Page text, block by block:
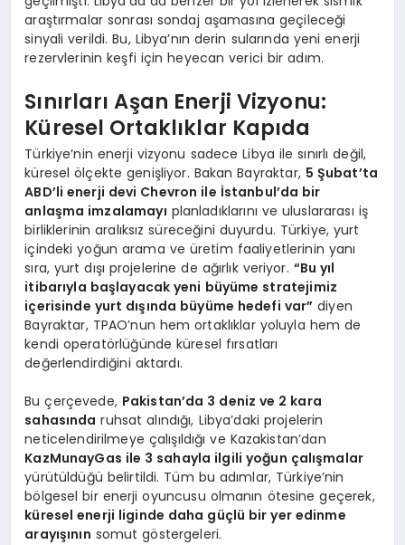
araştırmalar sonrası sondaj aşamasına geçileceği
sinyali verildi. Bu, Libya’nın derin sularında yeni enerji
rezervlerinin keşfi için heyecan verici bir adım.
Sınırları Aşan Enerji Vizyonu:
Küresel Ortaklıklar Kapıda
Türkiye’nin enerji vizyonu sadece Libya ile sınırlı değil,
küresel ölçekte genişliyor. Bakan Bayraktar, 5 Şubat’ta
ABD’li enerji devi Chevron ile İstanbul’da bir
anlaşma imzalamayı planladıklarını ve uluslararası iş
birliklerinin aralıksız süreceğini duyurdu. Türkiye, yurt
içindeki yoğun arama ve üretim faaliyetlerinin yanı
sıra, yurt dışı projelerine de ağırlık veriyor. “Bu yıl
itibarıyla başlayacak yeni büyüme stratejimiz
içerisinde yurt dışında büyüme hedefi var” diyen
Bayraktar, TPAO’nun hem ortaklıklar yoluyla hem de
kendi operatörlüğünde küresel fırsatları
değerlendirdiğini aktardı.
Bu çerçevede, Pakistan’da 3 deniz ve 2 kara
sahasında ruhsat alındığı, Libya’daki projelerin
neticelendirilmeye çalışıldığı ve Kazakistan’dan
KazMunayGas ile 3 sahayla ilgili yoğun çalışmalar
yürütüldüğü belirtildi. Tüm bu adımlar, Türkiye’nin
bölgesel bir enerji oyuncusu olmanın ötesine geçerek,
küresel enerji liginde daha güçlü bir yer edinme
arayışının somut göstergeleri.